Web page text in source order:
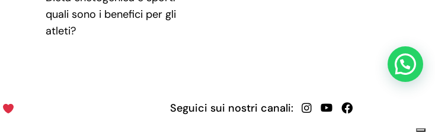
quali sono i benefici per gli
atleti?
Seguici sui nostri canali: